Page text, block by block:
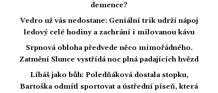
demence?
Vedro už vás nedostane: Geniální trik udrží nápoj
ledový celé hodiny a zachrání i milovanou kávu
Srpnová obloha předvede něco mimořádného.
Zatmění Slunce vystřídá noc plná padajících hvězd
Líbáš jako bůh: Poledňáková dostala stopku,
Bartoška odmítl sportovat a ústřední píseň, která